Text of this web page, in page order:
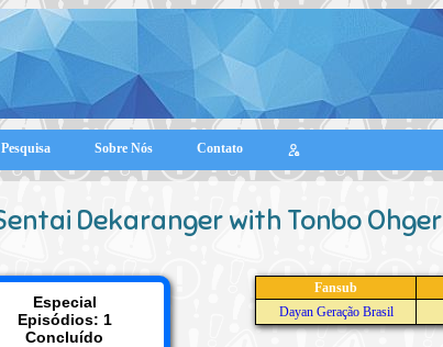
Pesquisa Sobre Nós Contato
Dekaranger with Tonbo Ohger
Especial
Episódios: 1
Concluído
Fansub
Dayan Geração Brasil